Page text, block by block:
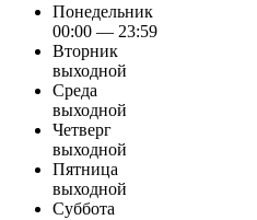
Понедельник
00:00 — 23:59
Вторник
выходной
Среда
выходной
Четверг
выходной
Пятница
выходной
Суббота